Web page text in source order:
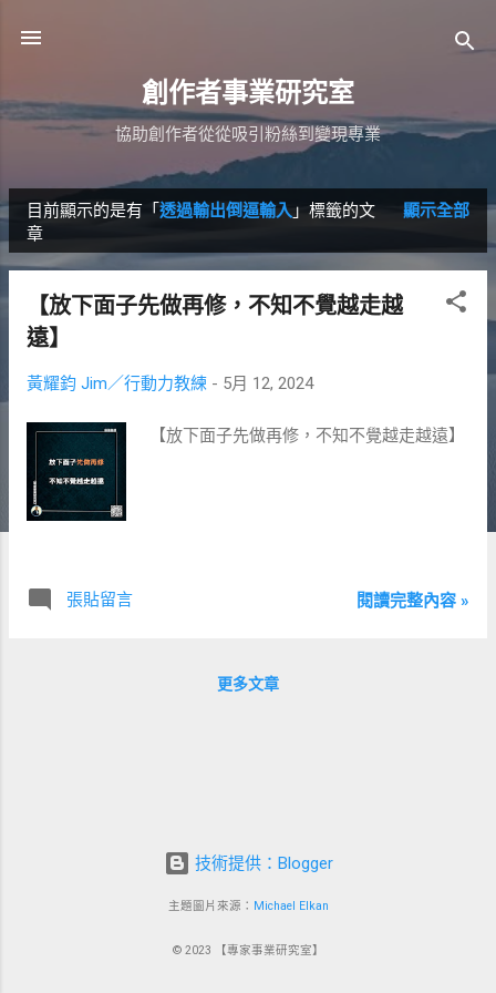
創作者事業研究室
協助創作者從從吸引粉絲到變現專業
發
表
章
目前顯示的是有「 透過輸出倒逼輸入 」標籤的文
章
顯示全部
【放下面子先做再修，不知不覺越走越
遠】
黃耀鈞 Jim／行動力教練 - 5月 12, 2024
【放下面子先做再修，不知不覺越走越遠】
張貼留言 閱讀完整內容 »
更多文章
技術提供：Blogger
主題圖片來源： Michael Elkan
© 2023 【專家事業研究室】